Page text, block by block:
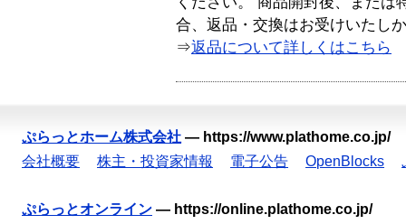
合、返品・交換はお受けいたし
⇒返品について詳しくはこちら
ぷらっとホーム株式会社 — https://www.plathome.co.jp/
会社概要
株主・投資家情報 電子公告 OpenBlocks
ぷらっとオンライン — https://online.plathome.co.jp/